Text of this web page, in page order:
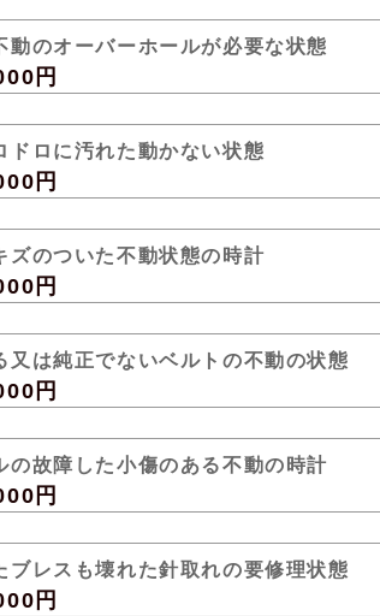
動のオーバーホールが必要な状態
円
ドロに汚れた動かない状態
円
ズのついた不動状態の時計
円
又は純正でないベルトの不動の状態
円
の故障した小傷のある不動の時計
円
ブレスも壊れた針取れの要修理状態
円